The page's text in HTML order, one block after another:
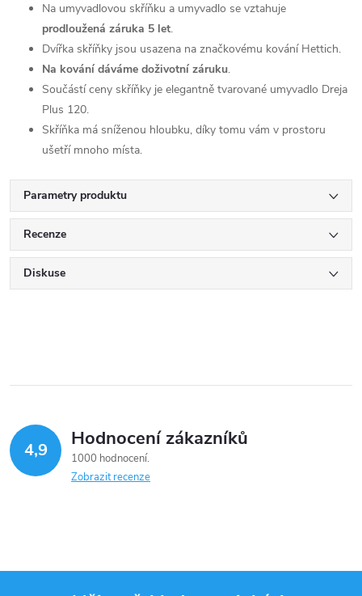
Na umyvadlovou skříňku a umyvadlo se vztahuje
prodloužená záruka 5 let.
Dvířka skříňky jsou usazena na značkovému kování Hettich.
Na kování dáváme doživotní záruku.
Součástí ceny skříňky je elegantně tvarované umyvadlo Dreja
Plus 120.
Skříňka má sníženou hloubku, díky tomu vám v prostoru
ušetří mnoho místa.
Parametry produktu
Recenze
Diskuse
4,9 Hodnocení zákazníků
1000 hodnocení
Zobrazit recenze